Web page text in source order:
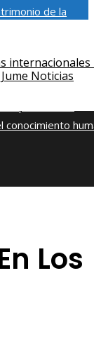
de la
de 1929 y su
conocimiento
internacionales
Noticias
Los